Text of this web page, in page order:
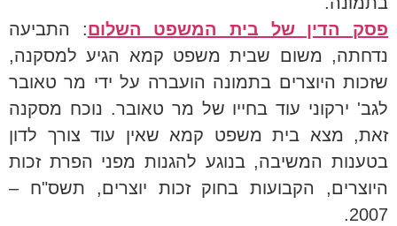
פסק הדין של בית המשפט השלום: התביעה
נדחתה, משום שבית משפט קמא הגיע למסקנה,
שזכות היוצרים בתמונה הועברה על ידי מר טאובר
לגב' ירקוני עוד בחייו של מר טאובר. נוכח מסקנה
זאת, מצא בית משפט קמא שאין עוד צורך לדון
בטענות המשיבה, בנוגע להגנות מפני הפרת זכות
היוצרים, הקבועות בחוק זכות יוצרים, תשס"ח –
2007.